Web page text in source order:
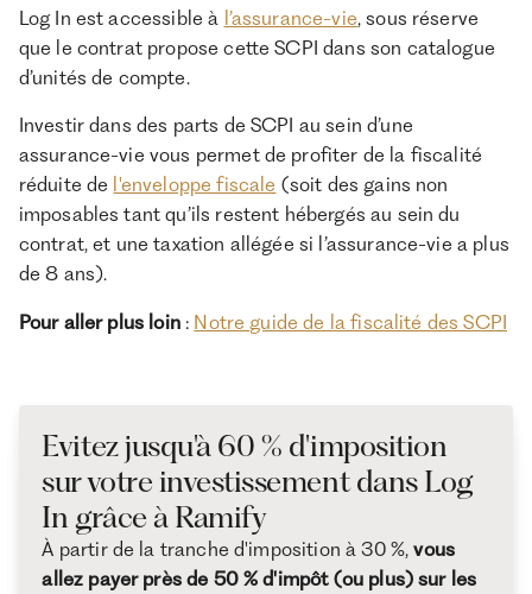
Log In est accessible à l’assurance-vie, sous réserve
que le contrat propose cette SCPI dans son catalogue
d’unités de compte.
Investir dans des parts de SCPI au sein d’une
assurance-vie vous permet de profiter de la fiscalité
réduite de l'enveloppe fiscale (soit des gains non
imposables tant qu’ils restent hébergés au sein du
contrat, et une taxation allégée si l’assurance-vie a plus
de 8 ans).
Pour aller plus loin: Notre guide de la fiscalité des SCPI
Evitez jusqu'à 60 % d'imposition
sur votre investissement dans Log
In grâce à Ramify
À partir de la tranche d'imposition à 30 %,vous
allez payer près de 50 % d'impôt (ou plus) sur les